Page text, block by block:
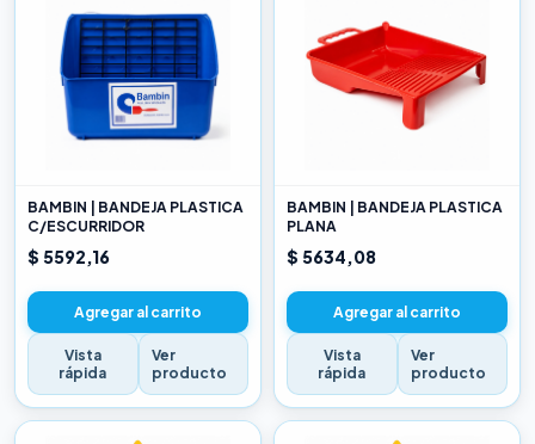
BAMBIN | BANDEJA PLASTICA
C/ESCURRIDOR
$ 5592,16
Agregar al carrito
Vista
rápida
Ver
producto
BAMBIN | BANDEJA PLASTICA
PLANA
$ 5634,08
Agregar al carrito
Vista
rápida
Ver
producto